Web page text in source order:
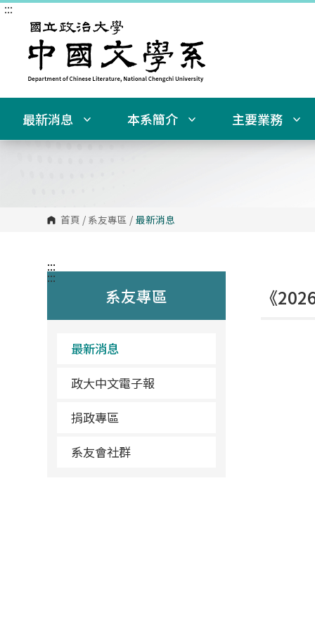
跳
:::
最新消息 本系簡介 主要業務
首頁 / 系友專區 / 最新消息
:::
系友專區
最新消息
政大中文電子報
捐政專區
系友會社群
:::
《